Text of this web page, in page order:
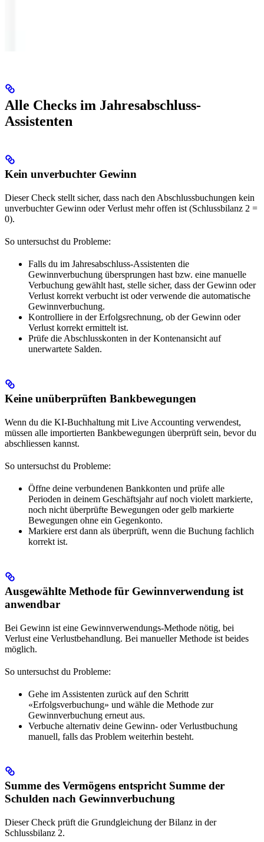
Alle Checks im Jahresabschluss-
Assistenten
Kein unverbuchter Gewinn
Dieser Check stellt sicher, dass nach den Abschlussbuchungen kein
unverbuchter Gewinn oder Verlust mehr offen ist (Schlussbilanz 2 =
0).
So untersuchst du Probleme:
Falls du im Jahresabschluss-Assistenten die
Gewinnverbuchung übersprungen hast bzw. eine manuelle
Verbuchung gewählt hast, stelle sicher, dass der Gewinn oder
Verlust korrekt verbucht ist oder verwende die automatische
Gewinnverbuchung.
Kontrolliere in der Erfolgsrechnung, ob der Gewinn oder
Verlust korrekt ermittelt ist.
Prüfe die Abschlusskonten in der Kontenansicht auf
unerwartete Salden.
Keine unüberprüften Bankbewegungen
Wenn du die KI-Buchhaltung mit Live Accounting verwendest,
müssen alle importierten Bankbewegungen überprüft sein, bevor du
abschliessen kannst.
So untersuchst du Probleme:
Öffne deine verbundenen Bankkonten und prüfe alle
Perioden in deinem Geschäftsjahr auf noch violett markierte,
noch nicht überprüfte Bewegungen oder gelb markierte
Bewegungen ohne ein Gegenkonto.
Markiere erst dann als überprüft, wenn die Buchung fachlich
korrekt ist.
Ausgewählte Methode für Gewinnverwendung ist
anwendbar
Bei Gewinn ist eine Gewinnverwendungs-Methode nötig, bei
Verlust eine Verlustbehandlung. Bei manueller Methode ist beides
möglich.
So untersuchst du Probleme:
Gehe im Assistenten zurück auf den Schritt
«Erfolgsverbuchung» und wähle die Methode zur
Gewinnverbuchung erneut aus.
Verbuche alternativ deine Gewinn- oder Verlustbuchung
manuell, falls das Problem weiterhin besteht.
Summe des Vermögens entspricht Summe der
Schulden nach Gewinnverbuchung
Dieser Check prüft die Grundgleichung der Bilanz in der
Schlussbilanz 2.